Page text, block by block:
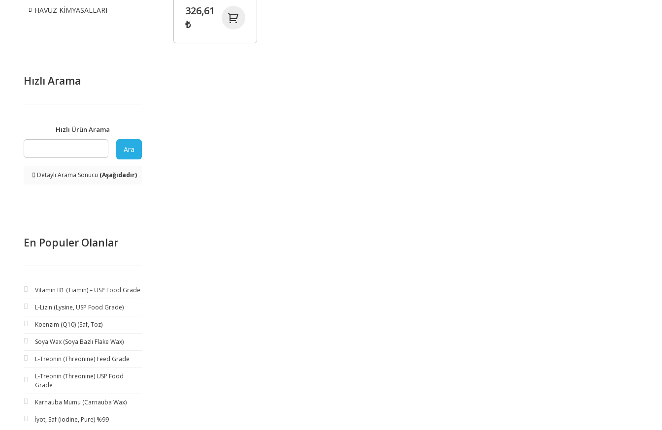
HAVUZ KİMYASALLARI
Hızlı Arama
Hızlı Ürün Arama
Ara
Detaylı Arama Sonucu (Aşağıdadır)
En Populer Olanlar
Vitamin B1 (Tiamin) – USP Food Grade
L-Lizin (Lysine, USP Food Grade)
Koenzim (Q10) (Saf, Toz)
Soya Wax (Soya Bazlı Flake Wax)
L-Treonin (Threonine) Feed Grade
L-Treonin (Threonine) USP Food
Grade
Karnauba Mumu (Carnauba Wax)
İyot, Saf (iodine, Pure) %99
326,61
₺